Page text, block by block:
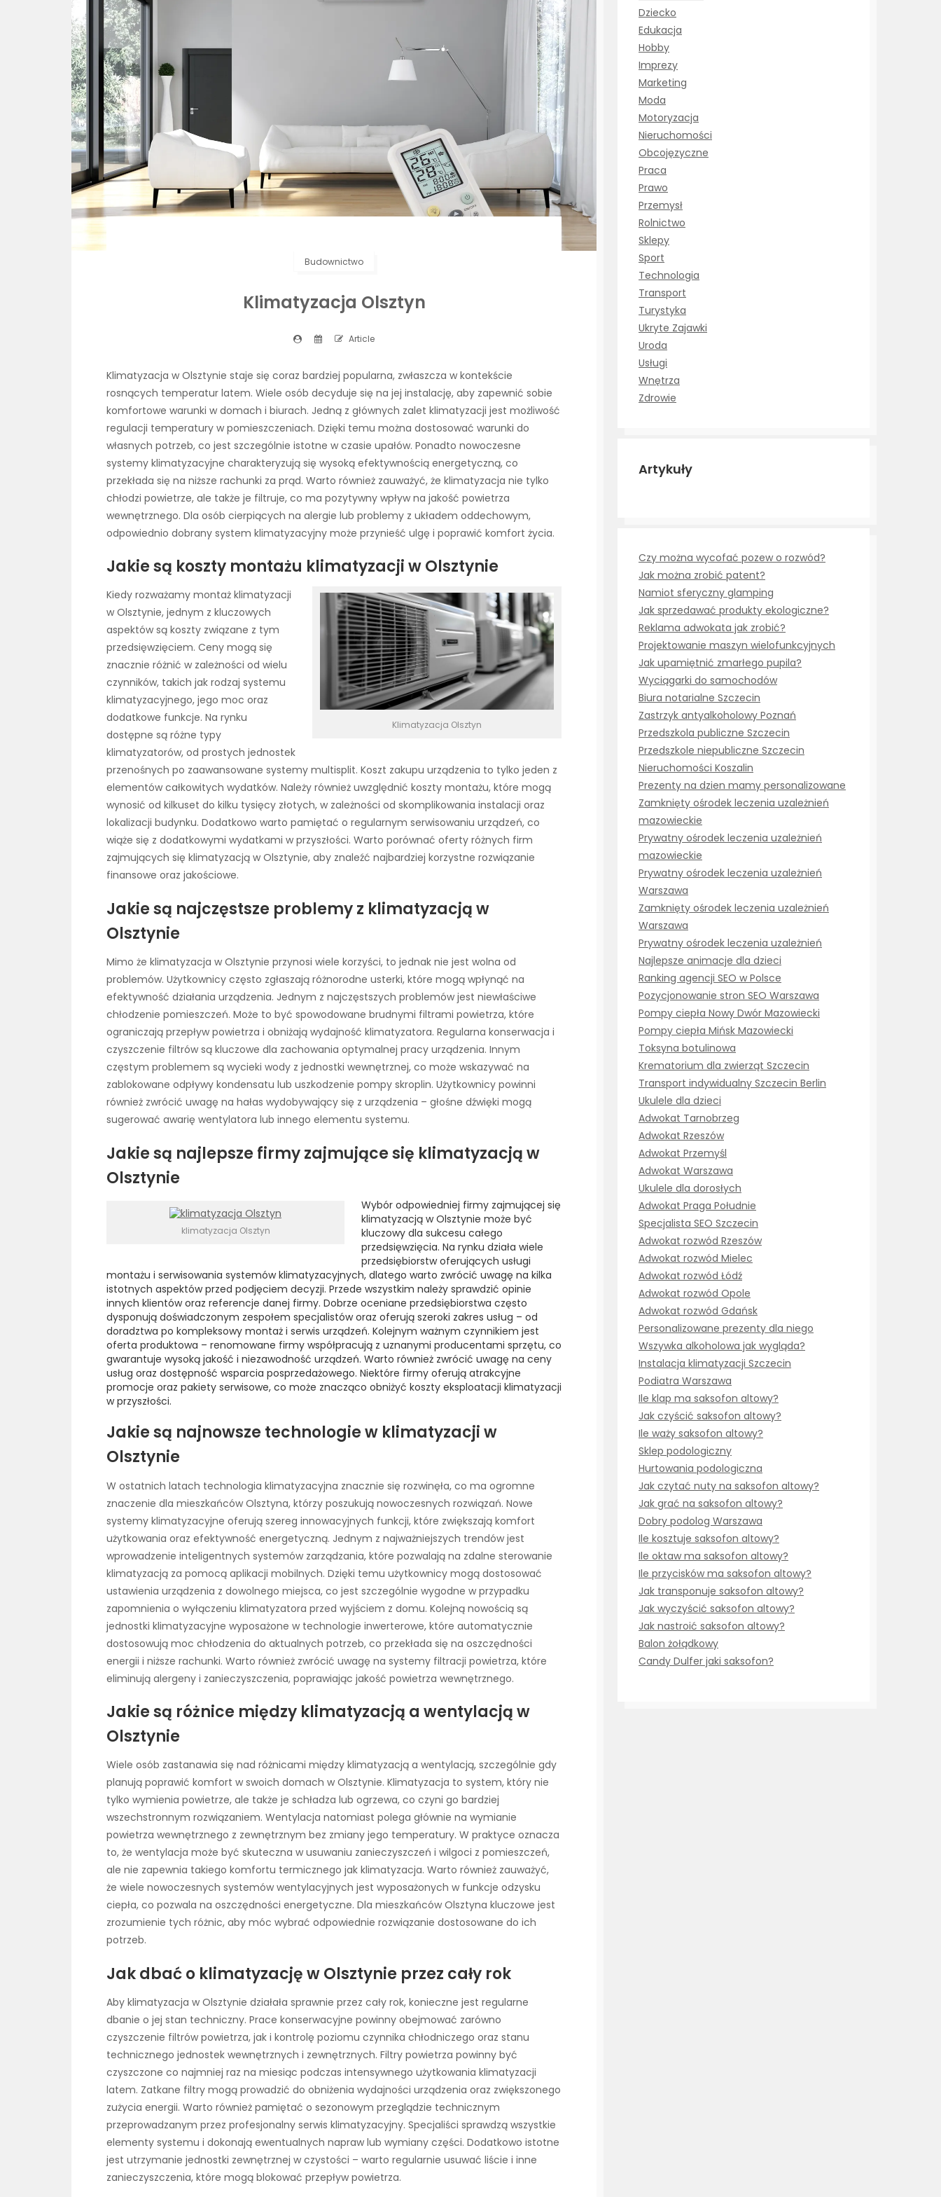
Budownictwo
Klimatyzacja Olsztyn
Article
Klimatyzacja w Olsztynie staje się coraz bardziej popularna, zwłaszcza w kontekście
rosnących temperatur latem. Wiele osób decyduje się na jej instalację, aby zapewnić sobie
komfortowe warunki w domach i biurach. Jedną z głównych zalet klimatyzacji jest możliwość
regulacji temperatury w pomieszczeniach. Dzięki temu można dostosować warunki do
własnych potrzeb, co jest szczególnie istotne w czasie upałów. Ponadto nowoczesne
systemy klimatyzacyjne charakteryzują się wysoką efektywnością energetyczną, co
przekłada się na niższe rachunki za prąd. Warto również zauważyć, że klimatyzacja nie tylko
chłodzi powietrze, ale także je filtruje, co ma pozytywny wpływ na jakość powietrza
wewnętrznego. Dla osób cierpiących na alergie lub problemy z układem oddechowym,
odpowiednio dobrany system klimatyzacyjny może przynieść ulgę i poprawić komfort życia.
Jakie są koszty montażu klimatyzacji w Olsztynie
Klimatyzacja Olsztyn
Kiedy rozważamy montaż klimatyzacji
w Olsztynie, jednym z kluczowych
aspektów są koszty związane z tym
przedsięwzięciem. Ceny mogą się
znacznie różnić w zależności od wielu
czynników, takich jak rodzaj systemu
klimatyzacyjnego, jego moc oraz
dodatkowe funkcje. Na rynku
dostępne są różne typy
klimatyzatorów, od prostych jednostek
przenośnych po zaawansowane systemy multisplit. Koszt zakupu urządzenia to tylko jeden z
elementów całkowitych wydatków. Należy również uwzględnić koszty montażu, które mogą
wynosić od kilkuset do kilku tysięcy złotych, w zależności od skomplikowania instalacji oraz
lokalizacji budynku. Dodatkowo warto pamiętać o regularnym serwisowaniu urządzeń, co
wiąże się z dodatkowymi wydatkami w przyszłości. Warto porównać oferty różnych firm
zajmujących się klimatyzacją w Olsztynie, aby znaleźć najbardziej korzystne rozwiązanie
finansowe oraz jakościowe.
Jakie są najczęstsze problemy z klimatyzacją w
Olsztynie
Mimo że klimatyzacja w Olsztynie przynosi wiele korzyści, to jednak nie jest wolna od
problemów. Użytkownicy często zgłaszają różnorodne usterki, które mogą wpłynąć na
efektywność działania urządzenia. Jednym z najczęstszych problemów jest niewłaściwe
chłodzenie pomieszczeń. Może to być spowodowane brudnymi filtrami powietrza, które
ograniczają przepływ powietrza i obniżają wydajność klimatyzatora. Regularna konserwacja i
czyszczenie filtrów są kluczowe dla zachowania optymalnej pracy urządzenia. Innym
częstym problemem są wycieki wody z jednostki wewnętrznej, co może wskazywać na
zablokowane odpływy kondensatu lub uszkodzenie pompy skroplin. Użytkownicy powinni
również zwrócić uwagę na hałas wydobywający się z urządzenia – głośne dźwięki mogą
sugerować awarię wentylatora lub innego elementu systemu.
Jakie są najlepsze firmy zajmujące się klimatyzacją w
Olsztynie
klimatyzacja Olsztyn
Wybór odpowiedniej firmy zajmującej się
klimatyzacją w Olsztynie może być
kluczowy dla sukcesu całego
przedsięwzięcia. Na rynku działa wiele
przedsiębiorstw oferujących usługi
montażu i serwisowania systemów klimatyzacyjnych, dlatego warto zwrócić uwagę na kilka
istotnych aspektów przed podjęciem decyzji. Przede wszystkim należy sprawdzić opinie
innych klientów oraz referencje danej firmy. Dobrze oceniane przedsiębiorstwa często
dysponują doświadczonym zespołem specjalistów oraz oferują szeroki zakres usług – od
doradztwa po kompleksowy montaż i serwis urządzeń. Kolejnym ważnym czynnikiem jest
oferta produktowa – renomowane firmy współpracują z uznanymi producentami sprzętu, co
gwarantuje wysoką jakość i niezawodność urządzeń. Warto również zwrócić uwagę na ceny
usług oraz dostępność wsparcia posprzedażowego. Niektóre firmy oferują atrakcyjne
promocje oraz pakiety serwisowe, co może znacząco obniżyć koszty eksploatacji klimatyzacji
w przyszłości.
Jakie są najnowsze technologie w klimatyzacji w
Olsztynie
W ostatnich latach technologia klimatyzacyjna znacznie się rozwinęła, co ma ogromne
znaczenie dla mieszkańców Olsztyna, którzy poszukują nowoczesnych rozwiązań. Nowe
systemy klimatyzacyjne oferują szereg innowacyjnych funkcji, które zwiększają komfort
użytkowania oraz efektywność energetyczną. Jednym z najważniejszych trendów jest
wprowadzenie inteligentnych systemów zarządzania, które pozwalają na zdalne sterowanie
klimatyzacją za pomocą aplikacji mobilnych. Dzięki temu użytkownicy mogą dostosować
ustawienia urządzenia z dowolnego miejsca, co jest szczególnie wygodne w przypadku
zapomnienia o wyłączeniu klimatyzatora przed wyjściem z domu. Kolejną nowością są
jednostki klimatyzacyjne wyposażone w technologie inwerterowe, które automatycznie
dostosowują moc chłodzenia do aktualnych potrzeb, co przekłada się na oszczędności
energii i niższe rachunki. Warto również zwrócić uwagę na systemy filtracji powietrza, które
eliminują alergeny i zanieczyszczenia, poprawiając jakość powietrza wewnętrznego.
Jakie są różnice między klimatyzacją a wentylacją w
Olsztynie
Wiele osób zastanawia się nad różnicami między klimatyzacją a wentylacją, szczególnie gdy
planują poprawić komfort w swoich domach w Olsztynie. Klimatyzacja to system, który nie
tylko wymienia powietrze, ale także je schładza lub ogrzewa, co czyni go bardziej
wszechstronnym rozwiązaniem. Wentylacja natomiast polega głównie na wymianie
powietrza wewnętrznego z zewnętrznym bez zmiany jego temperatury. W praktyce oznacza
to, że wentylacja może być skuteczna w usuwaniu zanieczyszczeń i wilgoci z pomieszczeń,
ale nie zapewnia takiego komfortu termicznego jak klimatyzacja. Warto również zauważyć,
że wiele nowoczesnych systemów wentylacyjnych jest wyposażonych w funkcje odzysku
ciepła, co pozwala na oszczędności energetyczne. Dla mieszkańców Olsztyna kluczowe jest
zrozumienie tych różnic, aby móc wybrać odpowiednie rozwiązanie dostosowane do ich
potrzeb.
Jak dbać o klimatyzację w Olsztynie przez cały rok
Aby klimatyzacja w Olsztynie działała sprawnie przez cały rok, konieczne jest regularne
dbanie o jej stan techniczny. Prace konserwacyjne powinny obejmować zarówno
czyszczenie filtrów powietrza, jak i kontrolę poziomu czynnika chłodniczego oraz stanu
technicznego jednostek wewnętrznych i zewnętrznych. Filtry powietrza powinny być
czyszczone co najmniej raz na miesiąc podczas intensywnego użytkowania klimatyzacji
latem. Zatkane filtry mogą prowadzić do obniżenia wydajności urządzenia oraz zwiększonego
zużycia energii. Warto również pamiętać o sezonowym przeglądzie technicznym
przeprowadzanym przez profesjonalny serwis klimatyzacyjny. Specjaliści sprawdzą wszystkie
elementy systemu i dokonają ewentualnych napraw lub wymiany części. Dodatkowo istotne
jest utrzymanie jednostki zewnętrznej w czystości – warto regularnie usuwać liście i inne
zanieczyszczenia, które mogą blokować przepływ powietrza.
Dziecko
Edukacja
Hobby
Imprezy
Marketing
Moda
Motoryzacja
Nieruchomości
Obcojęzyczne
Praca
Prawo
Przemysł
Rolnictwo
Sklepy
Sport
Technologia
Transport
Turystyka
Ukryte Zajawki
Uroda
Usługi
Wnętrza
Zdrowie
Artykuły
Czy można wycofać pozew o rozwód?
Jak można zrobić patent?
Namiot sferyczny glamping
Jak sprzedawać produkty ekologiczne?
Reklama adwokata jak zrobić?
Projektowanie maszyn wielofunkcyjnych
Jak upamiętnić zmarłego pupila?
Wyciągarki do samochodów
Biura notarialne Szczecin
Zastrzyk antyalkoholowy Poznań
Przedszkola publiczne Szczecin
Przedszkole niepubliczne Szczecin
Nieruchomości Koszalin
Prezenty na dzien mamy personalizowane
Zamknięty ośrodek leczenia uzależnień
mazowieckie
Prywatny ośrodek leczenia uzależnień
mazowieckie
Prywatny ośrodek leczenia uzależnień
Warszawa
Zamknięty ośrodek leczenia uzależnień
Warszawa
Prywatny ośrodek leczenia uzależnień
Najlepsze animacje dla dzieci
Ranking agencji SEO w Polsce
Pozycjonowanie stron SEO Warszawa
Pompy ciepła Nowy Dwór Mazowiecki
Pompy ciepła Mińsk Mazowiecki
Toksyna botulinowa
Krematorium dla zwierząt Szczecin
Transport indywidualny Szczecin Berlin
Ukulele dla dzieci
Adwokat Tarnobrzeg
Adwokat Rzeszów
Adwokat Przemyśl
Adwokat Warszawa
Ukulele dla dorosłych
Adwokat Praga Południe
Specjalista SEO Szczecin
Adwokat rozwód Rzeszów
Adwokat rozwód Mielec
Adwokat rozwód Łódź
Adwokat rozwód Opole
Adwokat rozwód Gdańsk
Personalizowane prezenty dla niego
Wszywka alkoholowa jak wygląda?
Instalacja klimatyzacji Szczecin
Podiatra Warszawa
Ile klap ma saksofon altowy?
Jak czyścić saksofon altowy?
Ile waży saksofon altowy?
Sklep podologiczny
Hurtowania podologiczna
Jak czytać nuty na saksofon altowy?
Jak grać na saksofon altowy?
Dobry podolog Warszawa
Ile kosztuje saksofon altowy?
Ile oktaw ma saksofon altowy?
Ile przycisków ma saksofon altowy?
Jak transponuje saksofon altowy?
Jak wyczyścić saksofon altowy?
Jak nastroić saksofon altowy?
Balon żołądkowy
Candy Dulfer jaki saksofon?